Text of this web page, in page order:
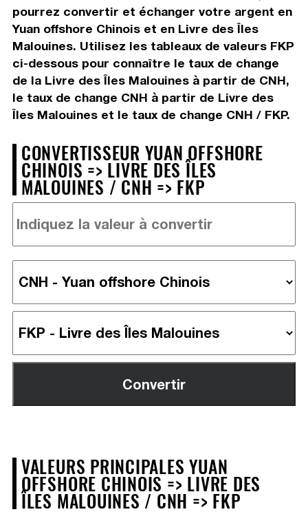
pourrez convertir et échanger votre argent en
Yuan offshore Chinois et en Livre des Îles
Malouines. Utilisez les tableaux de valeurs FKP
ci-dessous pour connaître le taux de change
de la Livre des Îles Malouines à partir de CNH,
le taux de change CNH à partir de Livre des
Îles Malouines et le taux de change CNH / FKP.
CONVERTISSEUR YUAN OFFSHORE
CHINOIS => LIVRE DES ÎLES
MALOUINES / CNH => FKP
VALEURS PRINCIPALES YUAN
OFFSHORE CHINOIS => LIVRE DES
ÎLES MALOUINES / CNH => FKP